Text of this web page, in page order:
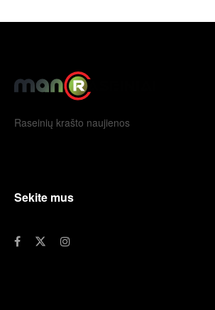
Raseinių krašto naujienos
Sekite mus